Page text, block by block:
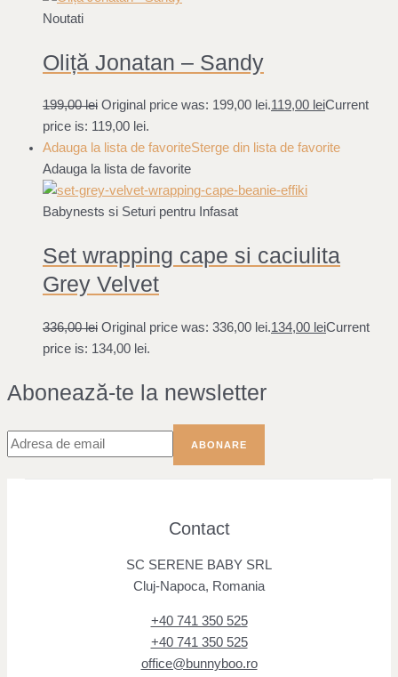
Noutati
Oliță Jonatan – Sandy
199,00lei Original price was: 199,00 lei.119,00 leiCurrent
price is: 119,00 lei.
Adauga la lista de favoriteSterge din lista de favorite
Adauga la lista de favorite
Babynests si Seturi pentru Infasat
Set wrapping cape si caciulita
Grey Velvet
336,00lei Original price was: 336,00 lei.134,00 leiCurrent
price is: 134,00 lei.
Abonează-te la newsletter
Contact
SC SERENE BABY SRL
Cluj-Napoca, Romania
+40 741 350 525
+40 741 350 525
office@bunnyboo.ro